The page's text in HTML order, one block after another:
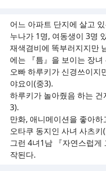
어느 아파트 단지에 살고
누나가 1명, 여동생이 3명
재색겸비에 똑부러지지만
에는 『틈』을 보이는 장녀
오빠 하루키가 신경쓰이지
야요이(중3).
하루키가 놀아줬음 하는
3).
만화, 애니메이션을 좋아
오타쿠 동지인 사녀 사츠키
그런 4녀1남 『자연스럽게
작된다.